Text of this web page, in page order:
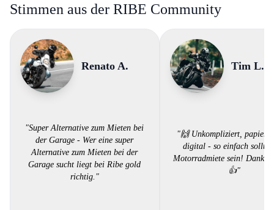
Stimmen aus der RIBE Community
Renato A.
"Super Alternative zum Mieten bei
der Garage - Wer eine super
Alternative zum Mieten bei der
Garage sucht liegt bei Ribe gold
richtig."
Tim L.
"🙌 Unkompliziert,
digital - so einfach sollte
Motorradmiete sein!
👍"